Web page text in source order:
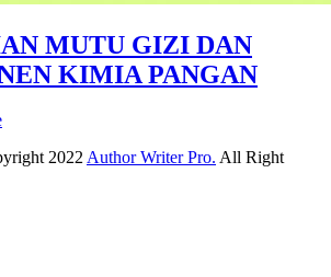
MUTU GIZI DAN
KIMIA PANGAN
2022Author Writer Pro. All Right